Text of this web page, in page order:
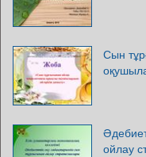
Сын
ойлау